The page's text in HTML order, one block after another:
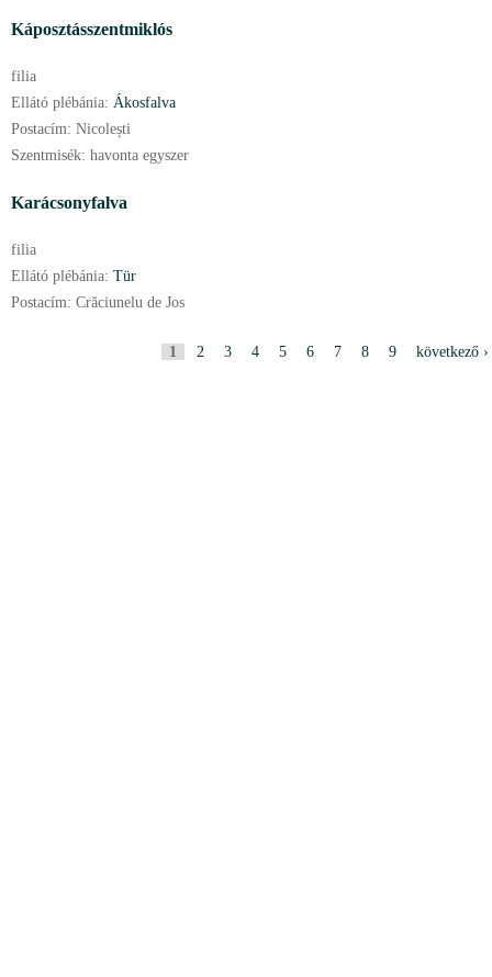
Káposztásszentmiklós
filia
Ellátó plébánia: Ákosfalva
Postacím: Nicolești
Szentmisék: havonta egyszer
Karácsonyfalva
filia
Ellátó plébánia: Tür
Postacím: Crăciunelu de Jos
1 2 3 4 5 6 7 8 9 következő ›